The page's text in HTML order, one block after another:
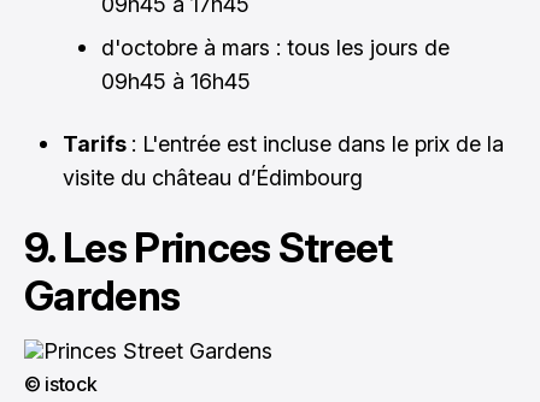
d'octobre à mars : tous les jours de
09h45 à 16h45
Tarifs : L'entrée est incluse dans le prix de la
visite du château d’Édimbourg
9. Les Princes Street
Gardens
© istock